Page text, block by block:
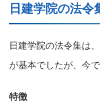
日建学院の法令
日建学院の法令集は
が基本でしたが、今
特徴